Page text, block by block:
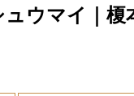
ウマイ｜榎